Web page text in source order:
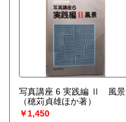
写真講座 6 実践編 Ⅱ 風景
（穂苅貞雄ほか著）
￥1,450